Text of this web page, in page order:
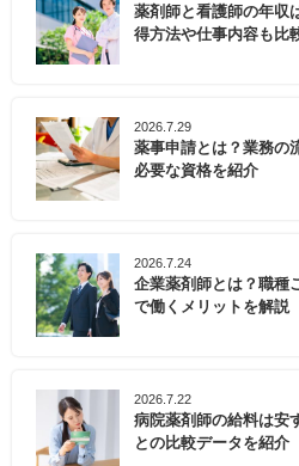
薬剤師と看護師の年収
得方法や仕事内容も比
2026.7.29
薬事申請とは？業務の
必要な資格を紹介
2026.7.24
企業薬剤師とは？職種
で働くメリットを解説
2026.7.22
病院薬剤師の給料は安
との比較データを紹介